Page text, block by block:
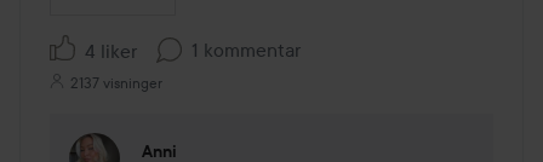
4 liker 1 kommentar
2137 visninger
Anni